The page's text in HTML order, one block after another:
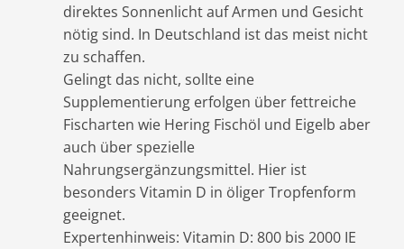
direktes Sonnenlicht auf Armen und Gesicht
nötig sind. In Deutschland ist das meist nicht
zu schaffen.
Gelingt das nicht, sollte eine
Supplementierung erfolgen über fettreiche
Fischarten wie Hering Fischöl und Eigelb aber
auch über spezielle
Nahrungsergänzungsmittel. Hier ist
besonders Vitamin D in öliger Tropfenform
geeignet.
Expertenhinweis: Vitamin D: 800 bis 2000 IE